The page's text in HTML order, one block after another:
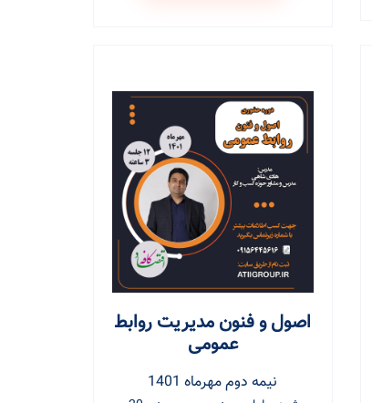
اصول و فنون مدیریت روابط
عمومی
نیمه دوم مهرماه 1401